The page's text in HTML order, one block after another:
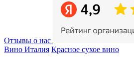
Отзывы о нас
Вино Италия Красное сухое вино